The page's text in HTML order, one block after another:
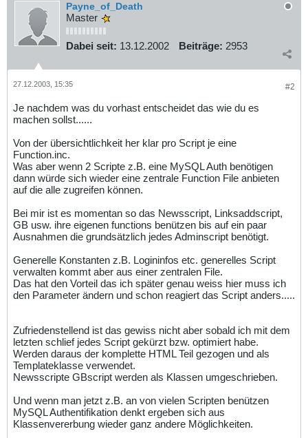
Payne_of_Death
Master
Dabei seit: 13.12.2002 Beiträge: 2953
#2
27.12.2003, 15:35
Je nachdem was du vorhast entscheidet das wie du es
machen sollst......
Von der übersichtlichkeit her klar pro Script je eine
Function.inc.
Was aber wenn 2 Scripte z.B. eine MySQL Auth benötigen
dann würde sich wieder eine zentrale Function File anbieten
auf die alle zugreifen können.
Bei mir ist es momentan so das Newsscript, Linksaddscript,
GB usw. ihre eigenen functions benützen bis auf ein paar
Ausnahmen die grundsätzlich jedes Adminscript benötigt.
Generelle Konstanten z.B. Logininfos etc. generelles Script
verwalten kommt aber aus einer zentralen File.
Das hat den Vorteil das ich später genau weiss hier muss ich
den Parameter ändern und schon reagiert das Script anders.....
Zufriedenstellend ist das gewiss nicht aber sobald ich mit dem
letzten schlief jedes Script gekürzt bzw. optimiert habe.
Werden daraus der komplette HTML Teil gezogen und als
Templateklasse verwendet.
Newsscripte GBscript werden als Klassen umgeschrieben.
Und wenn man jetzt z.B. an von vielen Scripten benützen
MySQL Authentifikation denkt ergeben sich aus
Klassenvererbung wieder ganz andere Möglichkeiten.